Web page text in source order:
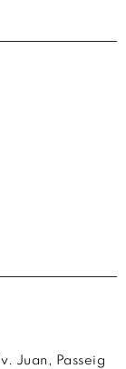
Juan, Passeig